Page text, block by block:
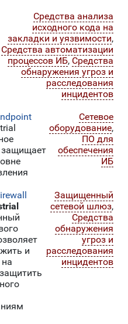
Средства анализа
исходного кода на
закладки и уязвимости,
Средства автоматизации
процессов ИБ, Средства
обнаружения угроз и
расследования
инцидентов
защищает
Сетевое
оборудование,
ПО для
обеспечения
ИБ
и
Защищенный
сетевой шлюз,
Средства
обнаружения
угроз и
расследования
инцидентов